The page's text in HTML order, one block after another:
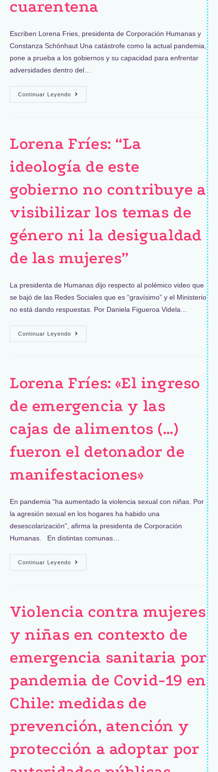
cuarentena
Escriben Lorena Fries, presidenta de Corporación Humanas y
Constanza Schönhaut Una catástrofe como la actual pandemia,
pone a prueba a los gobiernos y su capacidad para enfrentar
adversidades dentro del…
Continuar Leyendo
Lorena Fríes: “La
ideología de este
gobierno no contribuye a
visibilizar los temas de
género ni la desigualdad
de las mujeres”
La presidenta de Humanas dijo respecto al polémico video que
se bajó de las Redes Sociales que es “gravísimo” y el Ministerio
no está dando respuestas. Por Daniela Figueroa Videla…
Continuar Leyendo
Lorena Fríes: «El ingreso
de emergencia y las
cajas de alimentos (…)
fueron el detonador de
manifestaciones»
En pandemia “ha aumentado la violencia sexual con niñas. Por
la agresión sexual en los hogares ha habido una
desescolarización”, afirma la presidenta de Corporación
Humanas. En distintas comunas…
Continuar Leyendo
Violencia contra mujeres
y niñas en contexto de
emergencia sanitaria por
pandemia de Covid-19 en
Chile: medidas de
prevención, atención y
protección a adoptar por